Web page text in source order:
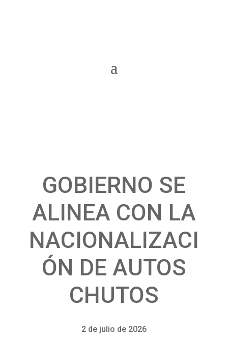
GOBIERNO SE
ALINEA CON LA
NACIONALIZACI
ÓN DE AUTOS
CHUTOS
2 de julio de 2026